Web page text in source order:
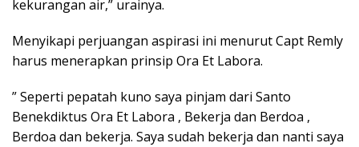
kekurangan air,” urainya.
Menyikapi perjuangan aspirasi ini menurut Capt Remly
harus menerapkan prinsip Ora Et Labora.
” Seperti pepatah kuno saya pinjam dari Santo
Benekdiktus Ora Et Labora , Bekerja dan Berdoa ,
Berdoa dan bekerja. Saya sudah bekerja dan nanti saya